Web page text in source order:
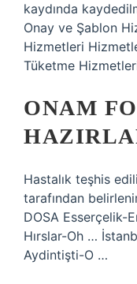
kaydında
Onay ve Şablon
Hizmetleri
Tüketme
ONAM
Hastalık teşhis
tarafından
DOSA Esserçelik-
Hırslar-Oh …
Aydintişti-O …